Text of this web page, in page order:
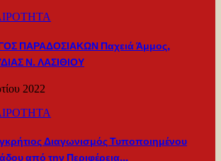
ΠΑΡΑΔΟΣΙΑΚΩΝ Παχειά Άμμος,
Ν. ΛΑΣΙΘΙΟΥ
2022
Διαγωνισμός Τυποποιημένου
από την Περιφέρεια…